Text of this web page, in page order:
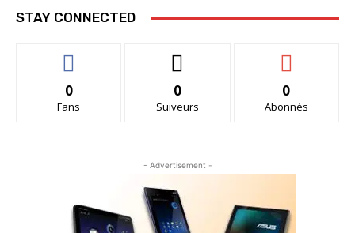
STAY CONNECTED
0
Fans
0
Suiveurs
0
Abonnés
- Advertisement -